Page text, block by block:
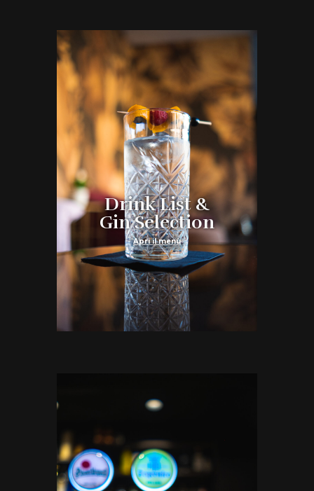
Apri il menù
Drink List &
Gin Selection